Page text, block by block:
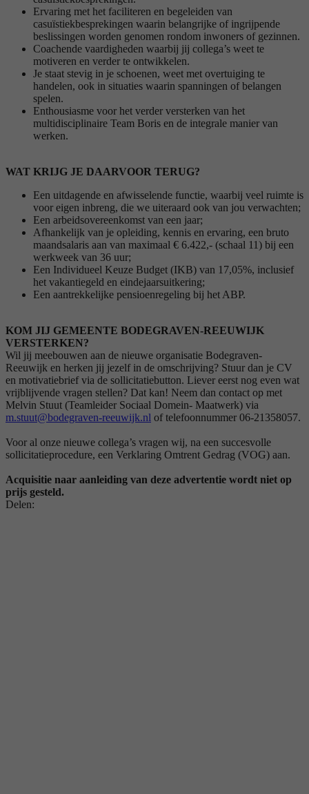
Ervaring met het faciliteren en begeleiden van
casuïstiekbesprekingen waarin belangrijke of ingrijpende
beslissingen worden genomen rondom inwoners of gezinnen.
Coachende vaardigheden waarbij jij collega’s weet te
motiveren en verder te ontwikkelen.
Je staat stevig in je schoenen, weet met overtuiging te
handelen, ook in situaties waarin spanningen of belangen
spelen.
Enthousiasme voor het verder versterken van het
multidisciplinaire Team Boris en de integrale manier van
werken.
WAT KRIJG JE DAARVOOR TERUG?
Een uitdagende en afwisselende functie, waarbij veel ruimte is
voor eigen inbreng, die we uiteraard ook van jou verwachten;
Een arbeidsovereenkomst van een jaar;
Afhankelijk van je opleiding, kennis en ervaring, een bruto
maandsalaris aan van maximaal € 6.422,- (schaal 11) bij een
werkweek van 36 uur;
Een Individueel Keuze Budget (IKB) van 17,05%, inclusief
het vakantiegeld en eindejaarsuitkering;
Een aantrekkelijke pensioenregeling bij het ABP.
KOM JIJ GEMEENTE BODEGRAVEN-REEUWIJK
VERSTERKEN?
Wil jij meebouwen aan de nieuwe organisatie Bodegraven-
Reeuwijk en herken jij jezelf in de omschrijving? Stuur dan je CV
en motivatiebrief via de sollicitatiebutton. Liever eerst nog even wat
vrijblijvende vragen stellen? Dat kan! Neem dan contact op met
Melvin Stuut (Teamleider Sociaal Domein- Maatwerk) via
m.stuut@bodegraven-reeuwijk.nl of telefoonnummer 06-21358057.
Voor al onze nieuwe collega’s vragen wij, na een succesvolle
sollicitatieprocedure, een Verklaring Omtrent Gedrag (VOG) aan.
Acquisitie naar aanleiding van deze advertentie wordt niet op
prijs gesteld.
Delen: